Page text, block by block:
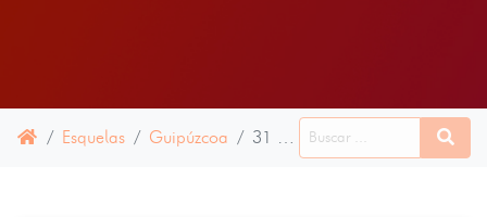
Esquelas Guipúzcoa 31 OCTUBRE 2024